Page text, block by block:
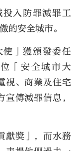
入防罪滅罪工
的安全城市。
」獲頒發委任
「安全城市大
視、商業及住宅
傳滅罪信息，
獻獎」，而水務